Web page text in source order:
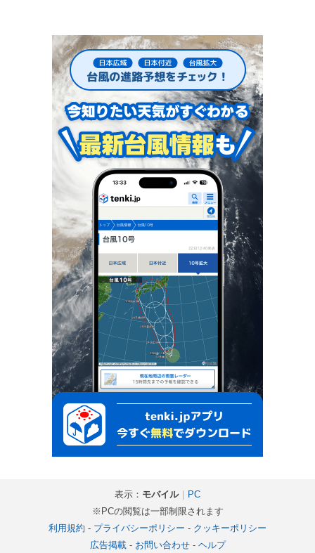
表示： モバイル｜ PC
※PCの閲覧は一部制限されます
利用規約 - プライバシーポリシー - クッキーポリシー
広告掲載- お問い合わせ- ヘルプ